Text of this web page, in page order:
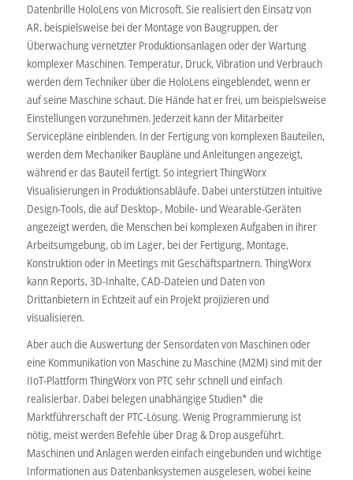
Datenbrille HoloLens von Microsoft. Sie realisiert den Einsatz von
AR, beispielsweise bei der Montage von Baugruppen, der
Überwachung vernetzter Produktionsanlagen oder der Wartung
komplexer Maschinen. Temperatur, Druck, Vibration und Verbrauch
werden dem Techniker über die HoloLens eingeblendet, wenn er
auf seine Maschine schaut. Die Hände hat er frei, um beispielsweise
Einstellungen vorzunehmen. Jederzeit kann der Mitarbeiter
Servicepläne einblenden. In der Fertigung von komplexen Bauteilen,
werden dem Mechaniker Baupläne und Anleitungen angezeigt,
während er das Bauteil fertigt. So integriert ThingWorx
Visualisierungen in Produktionsabläufe. Dabei unterstützen intuitive
Design-Tools, die auf Desktop-, Mobile- und Wearable-Geräten
angezeigt werden, die Menschen bei komplexen Aufgaben in ihrer
Arbeitsumgebung, ob im Lager, bei der Fertigung, Montage,
Konstruktion oder in Meetings mit Geschäftspartnern. ThingWorx
kann Reports, 3D-Inhalte, CAD-Dateien und Daten von
Drittanbietern in Echtzeit auf ein Projekt projizieren und
visualisieren.
Aber auch die Auswertung der Sensordaten von Maschinen oder
eine Kommunikation von Maschine zu Maschine (M2M) sind mit der
IIoT-Plattform ThingWorx von PTC sehr schnell und einfach
realisierbar. Dabei belegen unabhängige Studien* die
Marktführerschaft der PTC-Lösung. Wenig Programmierung ist
nötig, meist werden Befehle über Drag & Drop ausgeführt.
Maschinen und Anlagen werden einfach eingebunden und wichtige
Informationen aus Datenbanksystemen ausgelesen, wobei keine